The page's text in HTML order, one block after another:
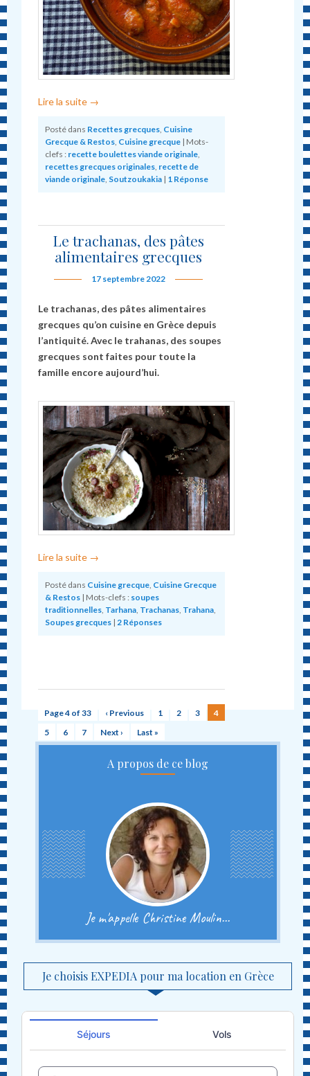
Lire la suite →
Posté dans Recettes grecques, Cuisine
Grecque & Restos, Cuisine grecque | Mots-
clefs : recette boulettes viande originale,
recettes grecques originales, recette de
viande originale, Soutzoukakia | 1 Réponse
Le trachanas, des pâtes
alimentaires grecques
17 septembre 2022
Le trachanas, des pâtes alimentaires
grecques qu’on cuisine en Grèce depuis
l’antiquité. Avec le trahanas, des soupes
grecques sont faites pour toute la
famille encore aujourd’hui.
Lire la suite →
Posté dans Cuisine grecque, Cuisine Grecque
& Restos | Mots-clefs : soupes
traditionnelles, Tarhana, Trachanas, Trahana,
Soupes grecques |2 Réponses
Page 4 of 33 ‹ Previous 1 2 3
4
5
6 7 Next › Last »
A propos de ce blog
Je m'appelle Christine Moulin...
Je choisis EXPEDIA pour ma location en Grèce